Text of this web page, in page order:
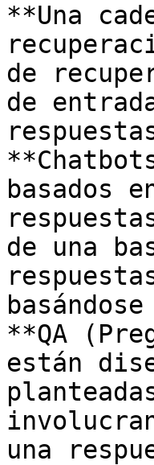
**Una
de
de
basados
de una
**QA
están
una